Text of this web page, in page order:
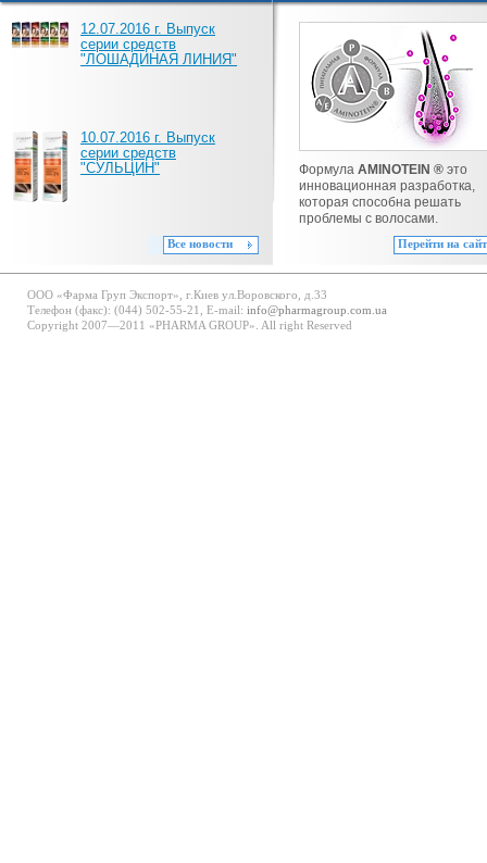
12.07.2016 г. Выпуск
серии средств
"ЛОШАДИНАЯ ЛИНИЯ"
10.07.2016 г. Выпуск
серии средств
"СУЛЬЦИН"
Все новости
Формула AMINOTEIN ® это
инновационная разработка,
которая способна решать
проблемы с волосами.
Перейти на сайт
ООО «Фарма Груп Экспорт», г.Киев ул.Воровского, д.33
Телефон (факс): (044) 502-55-21, E-mail: info@pharmagroup.com.ua
Copyright 2007—2011 «PHARMA GROUP». All right Reserved